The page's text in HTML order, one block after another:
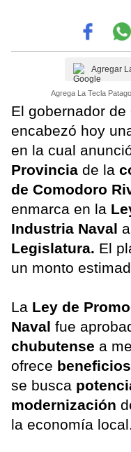
Agregar
Agrega La Tecla
El gobernador de
encabezó hoy
en la cual
Provincia de la
de Comodoro
enmarca en la
Industria Naval
Legislatura. El
un monto
La Ley de
Naval fue
chubutense a
ofrece
se busca
modernización
la economía local.